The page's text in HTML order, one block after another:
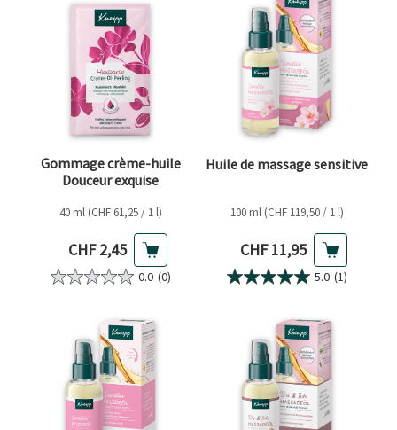
Gommage crème-huile
Douceur exquise
40 ml (CHF 61,25 / 1 l)
Prix actuel
CHF 2,45
0.0 (0)
Huile de massage sensitive
100 ml (CHF 119,50 / 1 l)
Prix actuel
CHF 11,95
5.0 (1)